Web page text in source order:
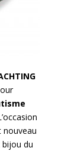
nouveau
du